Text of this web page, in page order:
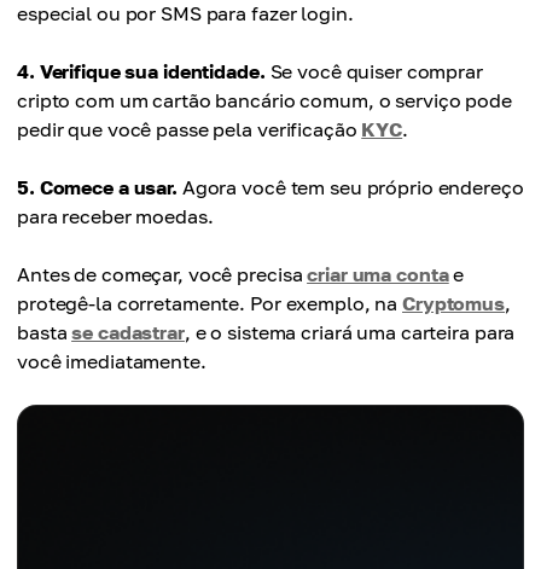
especial ou por SMS para fazer login.
4. Verifique sua identidade. Se você quiser comprar
cripto com um cartão bancário comum, o serviço pode
pedir que você passe pela verificação KYC.
5. Comece a usar. Agora você tem seu próprio endereço
para receber moedas.
Antes de começar, você precisacriar uma contae
protegê-la corretamente. Por exemplo, naCryptomus,
bastase cadastrar, e o sistema criará uma carteira para
você imediatamente.